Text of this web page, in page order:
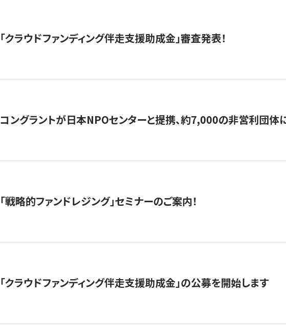
「クラウドファンディング伴走支援助成金」審査発表！
コングラントが日本NPOセンターと提携、約7,000の非営利団体
「戦略的ファンドレジング」セミナーのご案内！
「クラウドファンディング伴走支援助成金」の公募を開始します